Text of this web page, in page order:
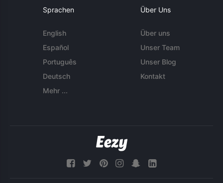
Sprachen
English
Español
Português
Deutsch
Mehr ...
Über Uns
Über uns
Unser Team
Unser Blog
Kontakt